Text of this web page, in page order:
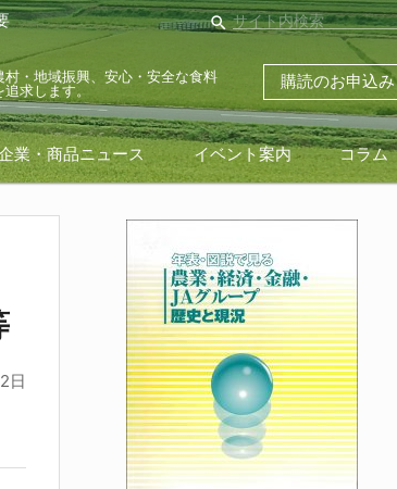
search
・地域振興、安心・安全な食料
求します。
購読のお申込み
業・商品ニュース イベント案内 コラム
日